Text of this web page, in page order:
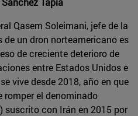
Qasem Soleimani, jefe de la
de un dron norteamericano es
de creciente deterioro de
entre Estados Unidos e
vive desde 2018, año en que
romper el denominado
suscrito con Irán en 2015 por